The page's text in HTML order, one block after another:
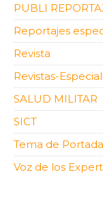
PUBLI
Reportajes
Revista
Revistas-
SALUD MILITAR
SICT
Tema de Portada
Voz de los